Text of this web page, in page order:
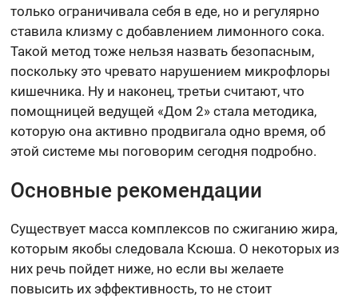
только ограничивала себя в еде, но и регулярно
ставила клизму с добавлением лимонного сока.
Такой метод тоже нельзя назвать безопасным,
поскольку это чревато нарушением микрофлоры
кишечника. Ну и наконец, третьи считают, что
помощницей ведущей «Дом 2» стала методика,
которую она активно продвигала одно время, об
этой системе мы поговорим сегодня подробно.
Основные рекомендации
Существует масса комплексов по сжиганию жира,
которым якобы следовала Ксюша. О некоторых из
них речь пойдет ниже, но если вы желаете
повысить их эффективность, то не стоит